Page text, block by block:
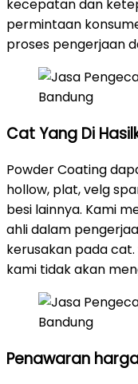
kecepatan dan
permintaan
proses pengerjaan
Cat Yang Di
Powder Coating
hollow, plat, velg
besi lainnya. Kami
ahli dalam
kerusakan pada
kami tidak akan
Penawaran